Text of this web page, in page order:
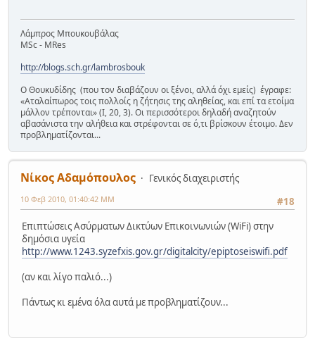
Λάμπρος Μπουκουβάλας
MSc - MRes
http://blogs.sch.gr/lambrosbouk
Ο Θουκυδίδης (που τον διαβάζουν οι ξένοι, αλλά όχι εμείς) έγραφε:
«Αταλαίπωρος τοις πολλοίς η ζήτησις της αληθείας, και επί τα ετοίμα
μάλλον τρέπονται» (Ι, 20, 3). Οι περισσότεροι δηλαδή αναζητούν
αβασάνιστα την αλήθεια και στρέφονται σε ό,τι βρίσκουν έτοιμο. Δεν
προβληματίζονται...
Νίκος Αδαμόπουλος
Γενικός διαχειριστής
#18
10 Φεβ 2010, 01:40:42 ΜΜ
Επιπτώσεις Ασύρματων Δικτύων Επικοινωνιών (WiFi) στην
δημόσια υγεία
http://www.1243.syzefxis.gov.gr/digitalcity/epiptoseiswifi.pdf
(αν και λίγο παλιό...)
Πάντως κι εμένα όλα αυτά με προβληματίζουν...